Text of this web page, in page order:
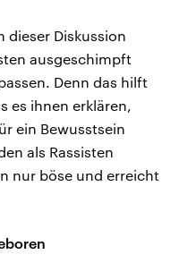
dieser Diskussion
ausgeschimpft
Denn das hilft
es ihnen erklären,
ein Bewusstsein
als Rassisten
nur böse und erreicht